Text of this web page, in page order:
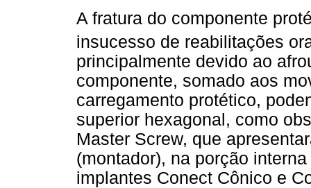
A fratura do componente
insucesso de reabilitações
principalmente devido ao
componente, somado aos
carregamento protético,
superior hexagonal, como
Master Screw, que
(montador), na porção
implantes Conect Cônico e